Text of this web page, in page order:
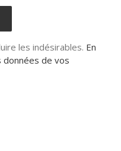
les indésirables. En
données de vos